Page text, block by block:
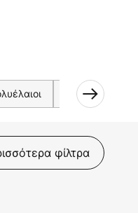
Μαύροι
φίλτρα